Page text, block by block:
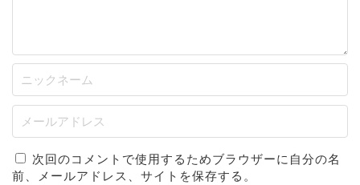
次回のコメントで使用するためブラウザーに自分の名
前、メールアドレス、サイトを保存する。